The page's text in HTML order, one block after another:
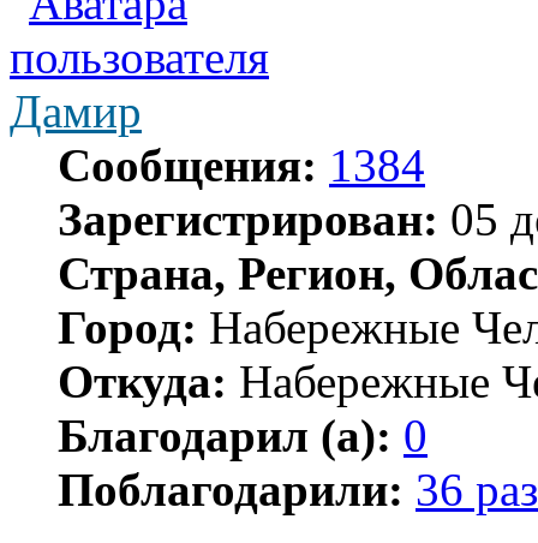
Дамир
Сообщения: 1384
Зарегистрирован: 05
Страна, Регион,
Город: Набережные
Откуда: Набережные
Благодарил (а): 0
Поблагодарили: 36 раз